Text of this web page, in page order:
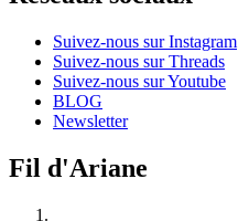
Suivez-nous sur Instagram
Suivez-nous sur Threads
Suivez-nous sur Youtube
BLOG
Newsletter
Fil d'Ariane